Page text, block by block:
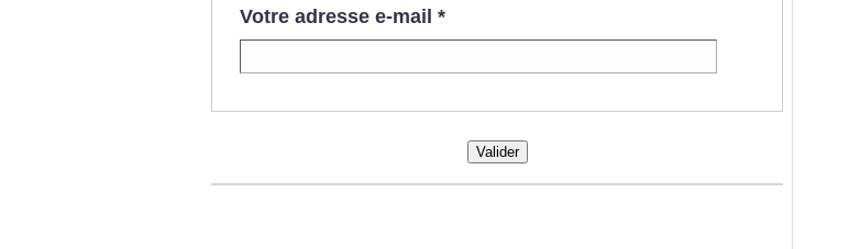
Votre adresse e-mail *
Valider